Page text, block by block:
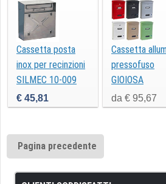
Cassetta posta
inox per recinzioni
SILMEC 10-009
€ 45,81
Cassetta
pressofuso
GIOIOSA
da € 95,67
Pagina precedente